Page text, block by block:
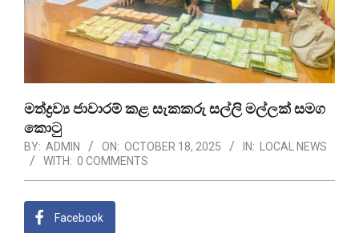
මත්ද්‍රව්‍ය ජාවාරම් කළ සැකකරු සල්ලි මල්ලක් සමග
කොටු
BY: ADMIN ON: OCTOBER 18, 2025 IN:
LOCAL NEWS
WITH: 0 COMMENTS
Facebook